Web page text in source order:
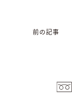
前の記事